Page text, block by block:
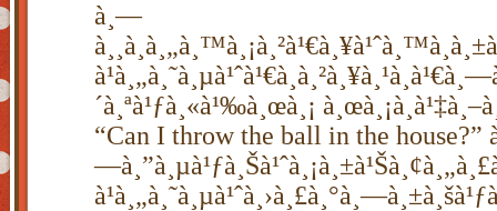
à¸—
´à¸ªà¹ƒà¸«à¹‰à¸œà¸¡
“Can I throw the ball in the house?”